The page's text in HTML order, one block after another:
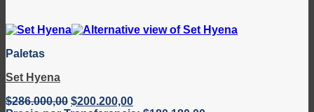
Paletas
Set Hyena
$286.000,00 El
$200.200,00El